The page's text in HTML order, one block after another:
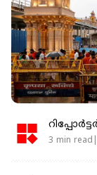
3 min